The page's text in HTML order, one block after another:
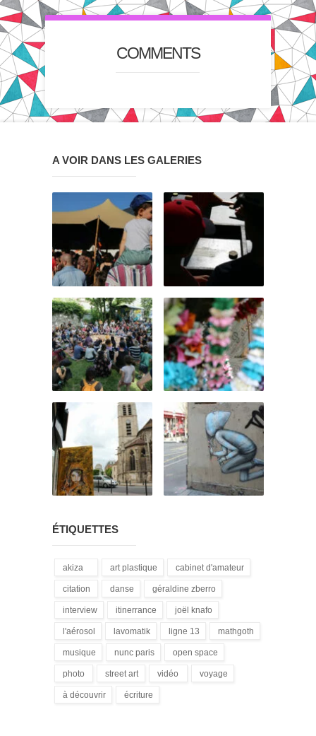
COMMENTS
A VOIR DANS LES GALERIES
ÉTIQUETTES
akiza
(21)
art plastique
cabinet d'amateur
(12)
citation
(18)
danse
(1)
géraldine zberro
interview
(15)
itinerrance
joël knafo
(3)
l'aérosol
(14)
lavomatik
ligne 13
mathgoth
musique
(13)
nunc paris
(5)
open space
photo
(3)
street art
(172)
vidéo
voyage
à découvrir
écriture